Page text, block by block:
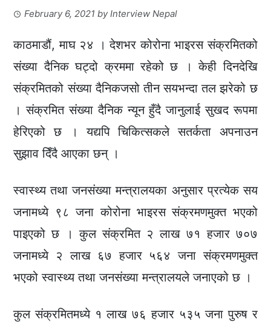
February 6, 2021 byInterview Nepal
काठमाडौं, माघ २४ । देशभर कोरोना भाइरस संक्रमितको
संख्या दैनिक घट्दो क्रममा रहेको छ । केही दिनदेखि
संक्रमितको संख्या दैनिकजसो तीन सयभन्दा तल झरेको छ
। संक्रमित संख्या दैनिक न्यून हुँदै जानुलाई सुखद रूपमा
हेरिएको छ । यद्यपि चिकित्सकले सतर्कता अपनाउन
सुझाव दिँदै आएका छन् ।
स्वास्थ्य तथा जनसंख्या मन्त्रालयका अनुसार प्रत्येक सय
जनामध्ये ९८ जना कोरोना भाइरस संक्रमणमुक्त भएको
पाइएको छ । कुल संक्रमित २ लाख ७१ हजार ७०७
जनामध्ये २ लाख ६७ हजार ५६४ जना संक्रमणमुक्त
भएको स्वास्थ्य तथा जनसंख्या मन्त्रालयले जनाएको छ ।
कुल संक्रमितमध्ये १ लाख ७६ हजार ५३५ जना पुरुष र